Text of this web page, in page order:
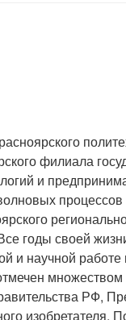
филиала
и
процессов
годы своей
и научной работе
множеством
РФ,
изобретателя,